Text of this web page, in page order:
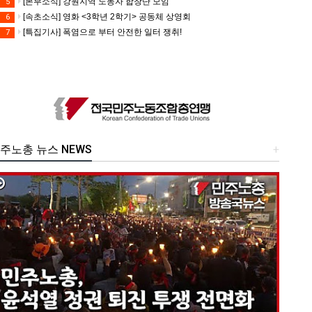
6 [속초소식] 영화 <3학년 2학기> 공동체 상영회
7 [특집기사] 폭염으로 부터 안전한 일터 쟁취!
+
노총 뉴스 NEWS